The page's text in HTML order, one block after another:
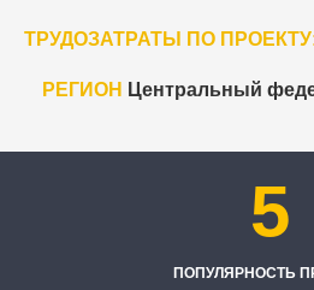
ТРУДОЗАТРАТЫ ПО
РЕГИОН Центральный
5
ПОПУЛЯРНОСТЬ